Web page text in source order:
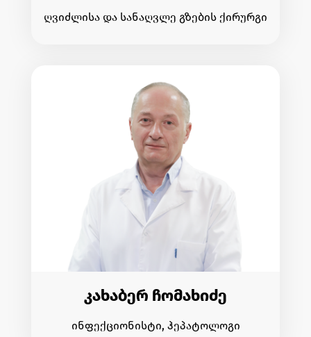
ღვიძლისა და სანაღვლე გზების ქირურგი
კახაბერ ჩომახიძე
ინფექციონისტი, ჰეპატოლოგი